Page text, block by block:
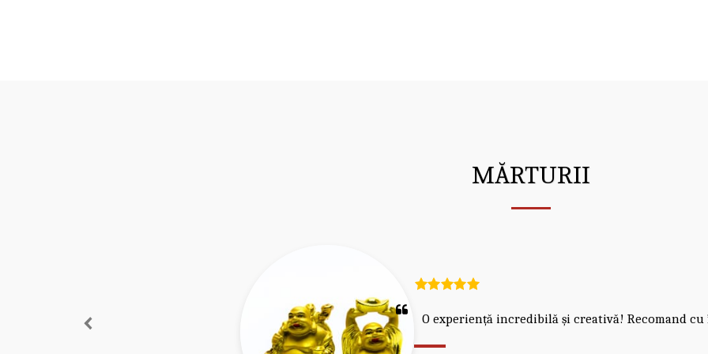
MĂRTURII
Am avut o aniversare superbă datorită sesiunilor private de
invitații au fost încântați!